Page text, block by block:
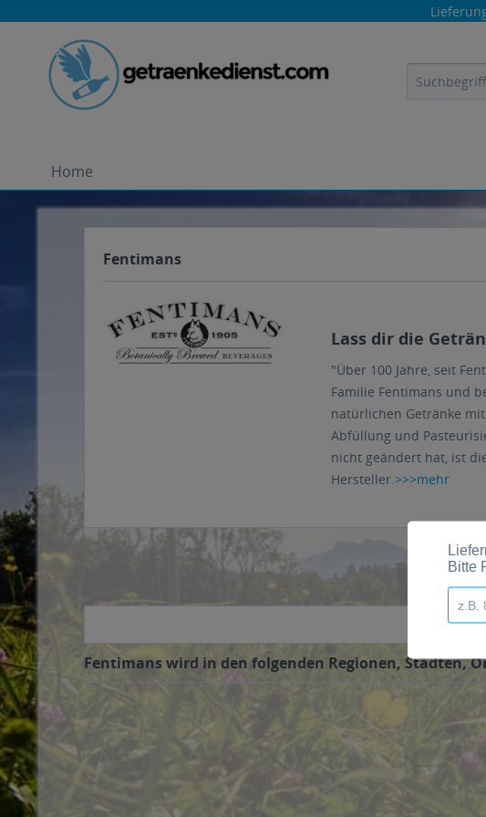
Home
Fentimans
Lass dir die
"Über 100 Jahre, seit
Familie Fentimans und
natürlichen Getränke
Abfüllung und
nicht geändert hat, ist
Hersteller.>>>mehr
Fentimans wird in den folgenden Regionen, Städten,